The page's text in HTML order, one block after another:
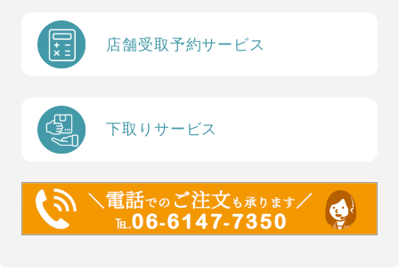
店舗受取予約サービス
下取りサービス